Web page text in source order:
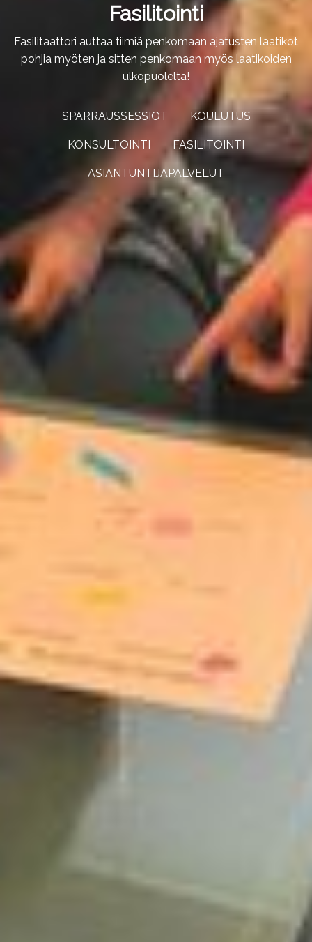
Fasilitointi
Fasilitaattori auttaa tiimiä penkomaan ajatusten laatikot
pohjia myöten ja sitten penkomaan myös laatikoiden
ulkopuolelta!
SPARRAUSSESSIOT KOULUTUS
KONSULTOINTI FASILITOINTI
ASIANTUNTIJAPALVELUT